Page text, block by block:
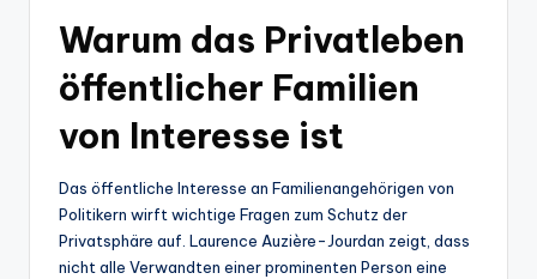
Warum das Privatleben
öffentlicher Familien
von Interesse ist
Das öffentliche Interesse an Familienangehörigen von
Politikern wirft wichtige Fragen zum Schutz der
Privatsphäre auf. Laurence Auzière-Jourdan zeigt, dass
nicht alle Verwandten einer prominenten Person eine